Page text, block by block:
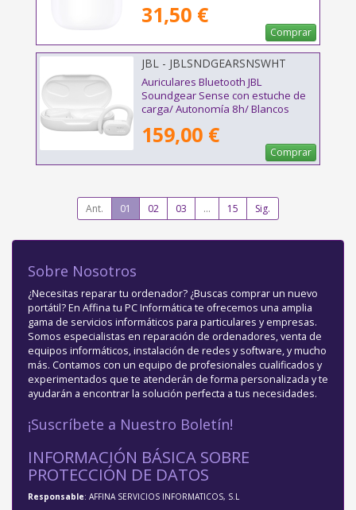
31,50 €
Comprar
JBL - JBLSNDGEARSNSWHT
Auriculares Bluetooth JBL
Soundgear Sense con estuche de
carga/ Autonomía 8h/ Blancos
159,00 €
Comprar
Ant. 01 02 03 ... 15 Sig.
Sobre Nosotros
¿Necesitas reparar tu ordenador? ¿Buscas comprar un nuevo
portátil? En Affina tu PC Informática te ofrecemos una amplia
gama de servicios informáticos para particulares y empresas.
Somos especialistas en reparación de ordenadores, venta de
equipos informáticos, instalación de redes y software, y mucho
más. Contamos con un equipo de profesionales cualificados y
experimentados que te atenderán de forma personalizada y te
ayudarán a encontrar la solución perfecta a tus necesidades.
¡Suscríbete a Nuestro Boletín!
INFORMACIÓN BÁSICA SOBRE
PROTECCIÓN DE DATOS
Responsable: AFFINA SERVICIOS INFORMATICOS, S.L